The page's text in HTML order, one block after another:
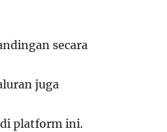
secara
juga
platform ini.